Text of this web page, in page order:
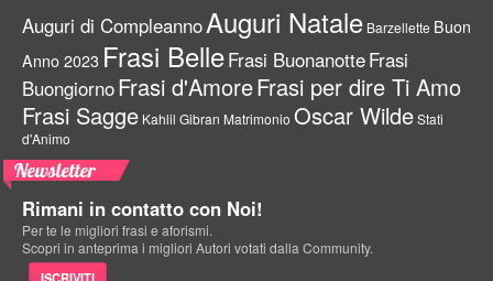
Auguri di CompleannoAuguri Natale Barzellette Buon
Anno 2023 Frasi BelleFrasi BuonanotteFrasi
BuongiornoFrasi d'AmoreFrasi per dire Ti Amo
Frasi Sagge Kahlil Gibran Matrimonio Oscar WildeStati
d'Animo
Newsletter
Rimani in contatto con Noi!
Per te le migliori frasi e aforismi.
Scopri in anteprima i migliori Autori votati dalla Community.